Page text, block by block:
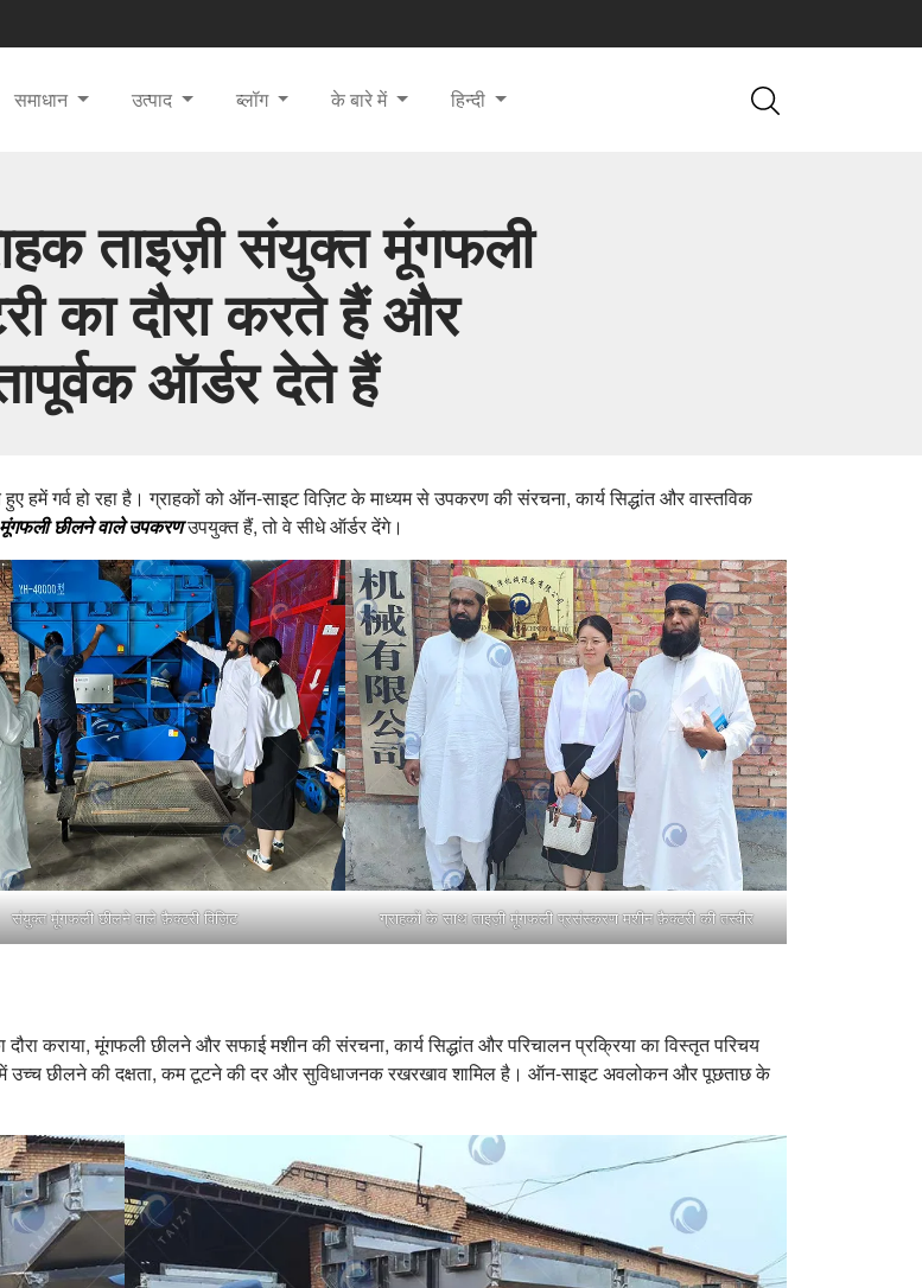
समाधान उत्पाद ब्लॉग के बारे में हिन्दी
ताइज़ी संयुक्त मूंगफली
का दौरा करते हैं और
ऑर्डर देते हैं
हमें गर्व हो रहा है। ग्राहकों को ऑन-साइट विज़िट के माध्यम से उपकरण की संरचना, कार्य सिद्धांत और वास्तविक
छीलने वाले उपकरणउपयुक्त हैं, तो वे सीधे ऑर्डर देंगे।
संयुक्त मूंगफली छीलने वाले फ़ैक्टरी विज़िट ग्राहकों के साथ ताइज़ी मूंगफली प्रसंस्करण मशीन फ़ैक्टरी की तस्वीर
कराया, मूंगफली छीलने और सफाई मशीन की संरचना, कार्य सिद्धांत और परिचालन प्रक्रिया का विस्तृत परिचय
उच्च छीलने की दक्षता, कम टूटने की दर और सुविधाजनक रखरखाव शामिल है। ऑन-साइट अवलोकन और पूछताछ के